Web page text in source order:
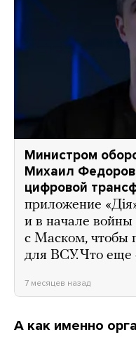
Министром
Михаил
цифровой
приложение
и в начале
с Маском, чтобы
для ВСУ. Что еще
7 месяцев назад
А как именно